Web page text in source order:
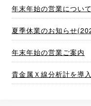
年末年始の営業について
夏季休業のお知らせ
年末年始の営業ご案内
貴金属Ｘ線分析計を導